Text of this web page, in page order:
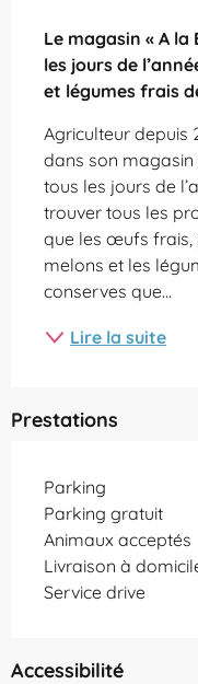
Le magasin « A
les jours de
et légumes frais
Agriculteur depuis
dans son magasin
tous les jours de
trouver tous les
que les œufs frais,
melons et les
conserves que...
Lire la suite
Prestations
Parking
Parking gratuit
Animaux acceptés
Livraison à
Service drive
Accessibilité